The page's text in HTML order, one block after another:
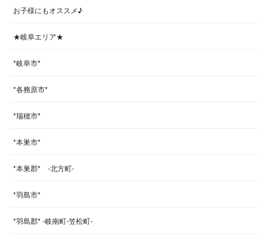
お子様にもオススメ♪
★岐阜エリア★
*岐阜市*
*各務原市*
*瑞穂市*
*本巣市*
*本巣郡* -北方町-
*羽島市*
*羽島郡* -岐南町-笠松町-